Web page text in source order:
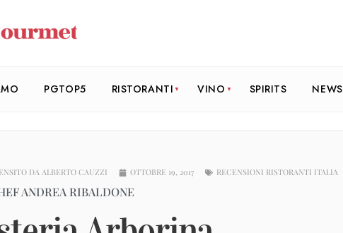
PGTOP5 RISTORANTI VINO SPIRITS NEWS
DA ALBERTO CAUZZI OTTOBRE 19, 2017 RECENSIONI RISTORANTI ITALIA
ANDREA RIBALDONE